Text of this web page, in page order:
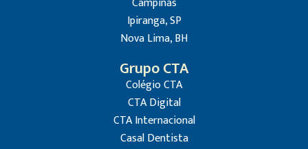
Ipiranga, SP
Nova Lima, BH
Grupo CTA
Colégio CTA
CTA Digital
CTA Internacional
Casal Dentista